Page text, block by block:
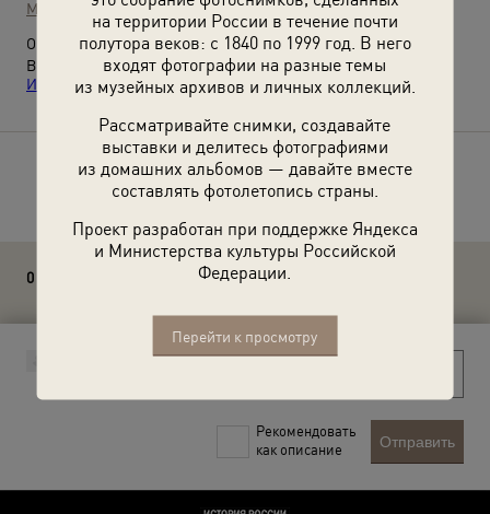
на территории России в течение почти
полутора веков: с 1840 по 1999 год. В него
входят фотографии на разные темы
из музейных архивов и личных коллекций.
Рассматривайте снимки, создавайте
выставки и делитесь фотографиями
из домашних альбомов — давайте вместе
составлять фотолетопись страны.
Проект разработан при поддержке Яндекса
и Министерства культуры Российской
Федерации.
Перейти к просмотру
МАММ / МДФ
О фотографии:
Выставка
«Защитники Отечества»и видео«Михаил
Исаковский. "Русской женщине"» с этой фотографией.
Расскажите друзьям об этом фото
0 комментариев
Рекомендовать
как описание
Отправить